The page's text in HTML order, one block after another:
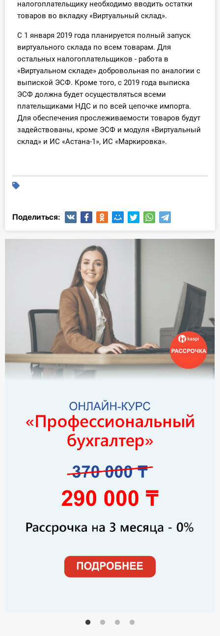
налогоплательщику необходимо вводить остатки
товаров во вкладку «Виртуальный склад».
С 1 января 2019 года планируется полный запуск
виртуального склада по всем товарам. Для
остальных налогоплательщиков - работа в
«Виртуальном складе» добровольная по аналогии с
выпиской ЭСФ. Кроме того, с 2019 года выписка
ЭСФ должна будет осуществляться всеми
плательщиками НДС и по всей цепочке импорта.
Для обеспечения прослеживаемости товаров будут
задействованы, кроме ЭСФ и модуля «Виртуальный
склад» и ИС «Астана-1», ИС «Маркировка».
Поделиться: